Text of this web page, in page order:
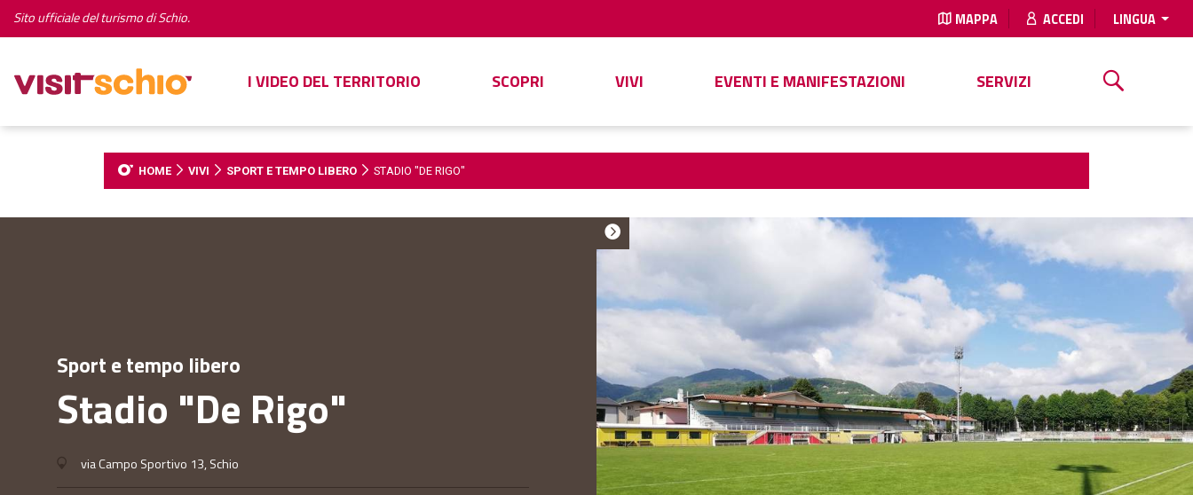
Sito ufficiale del turismo di Schio. MAPPA ACCEDI LINGUA
I VIDEO DEL TERRITORIO SCOPRI VIVI EVENTI E MANIFESTAZIONI SERVIZI
HOME VIVI SPORT E TEMPO LIBERO STADIO "DE RIGO"
Sport e tempo libero
Stadio "De Rigo"
via Campo Sportivo 13, Schio